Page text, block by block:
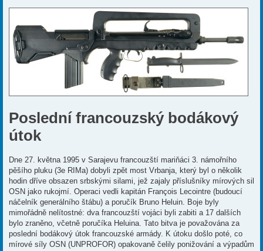
p
v
e
k
Poslední francouzský bodákový
útok
Dne 27. května 1995 v Sarajevu francouzští mariňáci 3. námořního
pěšího pluku (3e RIMa) dobyli zpět most Vrbanja, který byl o několik
hodin dříve obsazen srbskými silami, jež zajaly příslušníky mírových sil
OSN jako rukojmí. Operaci vedli kapitán François Lecointre (budoucí
náčelník generálního štábu) a poručík Bruno Heluin. Boje byly
mimořádně nelítostné: dva francouzští vojáci byli zabiti a 17 dalších
bylo zraněno, včetně poručíka Heluina. Tato bitva je považována za
poslední bodákový útok francouzské armády. K útoku došlo poté, co
mírové síly OSN (UNPROFOR) opakovaně čelily ponižování a výpadům